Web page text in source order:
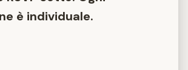
è individuale.